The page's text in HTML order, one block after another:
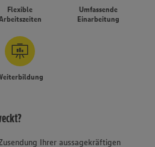
Flexible
Umfassende
Einarbeitung
Ihrer aussagekräftigen